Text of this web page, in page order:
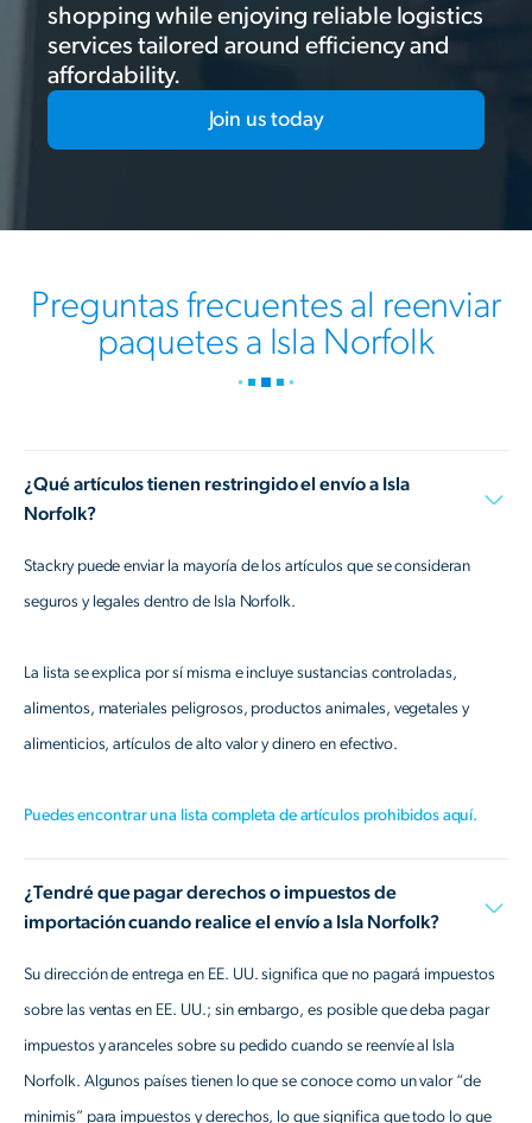
shopping while enjoying reliable logistics
services tailored around efficiency and
affordability.
Join us today
Preguntas frecuentes al reenviar
paquetes a Isla Norfolk
¿Qué artículos tienen restringido el envío a Isla
Norfolk?
Stackry puede enviar la mayoría de los artículos que se consideran
seguros y legales dentro de Isla Norfolk.
La lista se explica por sí misma e incluye sustancias controladas,
alimentos, materiales peligrosos, productos animales, vegetales y
alimenticios, artículos de alto valor y dinero en efectivo.
Puedes encontrar una lista completa de artículos prohibidos aquí.
¿Tendré que pagar derechos o impuestos de
importación cuando realice el envío a Isla Norfolk?
Su dirección de entrega en EE. UU. significa que no pagará impuestos
sobre las ventas en EE. UU.; sin embargo, es posible que deba pagar
impuestos y aranceles sobre su pedido cuando se reenvíe al Isla
Norfolk. Algunos países tienen lo que se conoce como un valor “de
minimis” para impuestos y derechos, lo que significa que todo lo que